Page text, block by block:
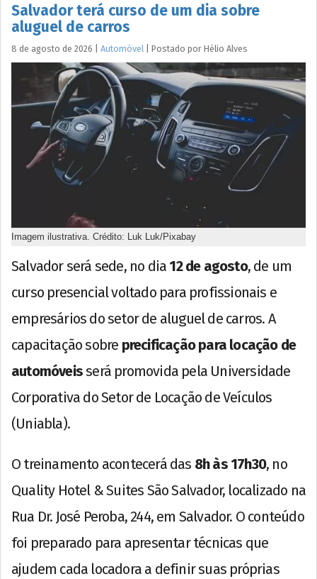
Salvador terá curso de um dia sobre
aluguel de carros
8 de agosto de 2026 Automóvel Postado por Hélio Alves
Imagem ilustrativa. Crédito: Luk Luk/Pixabay
Salvador será sede, no dia 12 de agosto, de um
curso presencial voltado para profissionais e
empresários do setor de aluguel de carros. A
capacitação sobre precificação para locação de
automóveisserá promovida pela Universidade
Corporativa do Setor de Locação de Veículos
(Uniabla).
O treinamento acontecerá das 8h às 17h30, no
Quality Hotel & Suites São Salvador, localizado na
Rua Dr. José Peroba, 244, em Salvador. O conteúdo
foi preparado para apresentar técnicas que
ajudem cada locadora a definir suas próprias